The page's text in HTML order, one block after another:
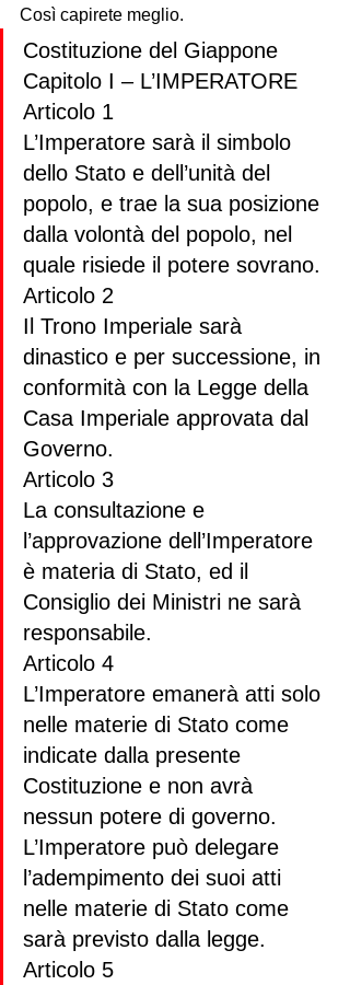
Così capirete meglio.
Costituzione del Giappone
Capitolo I – L’IMPERATORE
Articolo 1
L’Imperatore sarà il simbolo
dello Stato e dell’unità del
popolo, e trae la sua posizione
dalla volontà del popolo, nel
quale risiede il potere sovrano.
Articolo 2
Il Trono Imperiale sarà
dinastico e per successione, in
conformità con la Legge della
Casa Imperiale approvata dal
Governo.
Articolo 3
La consultazione e
l’approvazione dell’Imperatore
è materia di Stato, ed il
Consiglio dei Ministri ne sarà
responsabile.
Articolo 4
L’Imperatore emanerà atti solo
nelle materie di Stato come
indicate dalla presente
Costituzione e non avrà
nessun potere di governo.
L’Imperatore può delegare
l’adempimento dei suoi atti
nelle materie di Stato come
sarà previsto dalla legge.
Articolo 5